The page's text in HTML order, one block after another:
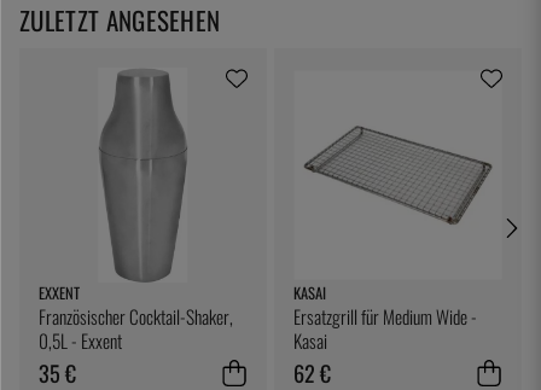
ZULETZT ANGESEHEN
EXXENT
Französischer Cocktail-Shaker,
0,5L - Exxent
35 €
KASAI
Ersatzgrill für Medium Wide -
Kasai
62 €